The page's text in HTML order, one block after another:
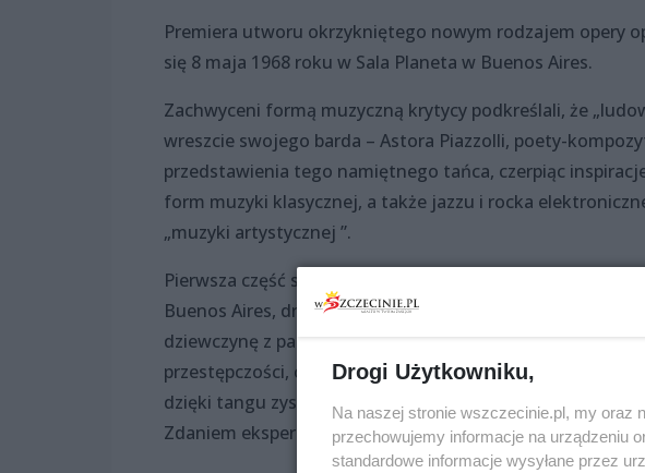
Premiera utworu okrzykniętego nowym rodzajem opery
się 8 maja 1968 roku w Sala Planeta w Buenos Aires.
Zachwyceni formą muzyczną krytycy podkreślali, że
wreszcie swojego barda – Astora Piazzolli, poety-
przedstawienia tego namiętnego tańca, czerpiąc
form muzyki klasycznej, a także jazzu i rocka
„muzyki artystycznej ”.
Pierwsza część surrealistycznej fabuły opowiada o
Buenos Aires, druga toczy się już po jej śmierci. Urodzoną
dziewczynę z patologicznej rodziny „uwodzi” rytm tanga,
przestępczości, członków band, włóczęgów, gangsterów i
dzięki tangu zyskuje nowe życie i jako własny cień
Zdaniem ekspertów „dla kompozytora Maria stała się
Drogi Użytkowniku,
Na naszej stronie wszczecinie.pl, my oraz
przechowujemy informacje na urządzeniu
standardowe informacje wysyłane przez